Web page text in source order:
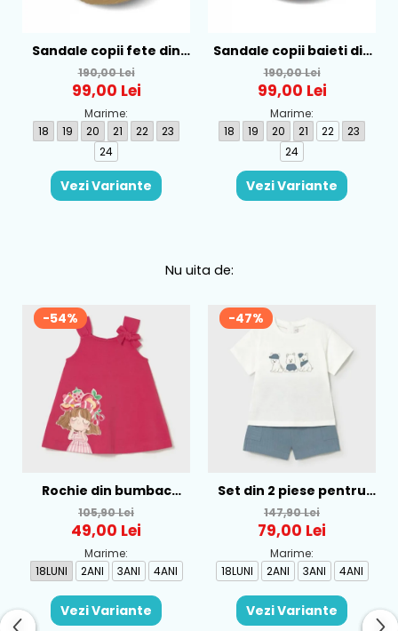
Sandale copii fete din
textil Biomecanics, Roz -
252181-B032
190,00 Lei
99,00 Lei
Marime:
18
19 20 21 22
23
24
Vezi Variante
Sandale copii baieti din
textil Biomecanics,
Albastru - 252175-A089
190,00 Lei
99,00 Lei
Marime:
18
19 20 21 22
23
24
Vezi Variante
Nu uita de:
-54%
Rochie din bumbac
pentru fete Mayoral,
Rosu - 1930-069
105,90 Lei
49,00 Lei
Marime:
18LUNI
2ANI 3ANI 4ANI
Vezi Variante
-47%
Set din 2 piese pentru
baieti Mayoral, Alb-
Albastru - 1665-31
147,90 Lei
79,00 Lei
Marime:
18LUNI
2ANI 3ANI 4ANI
Vezi Variante